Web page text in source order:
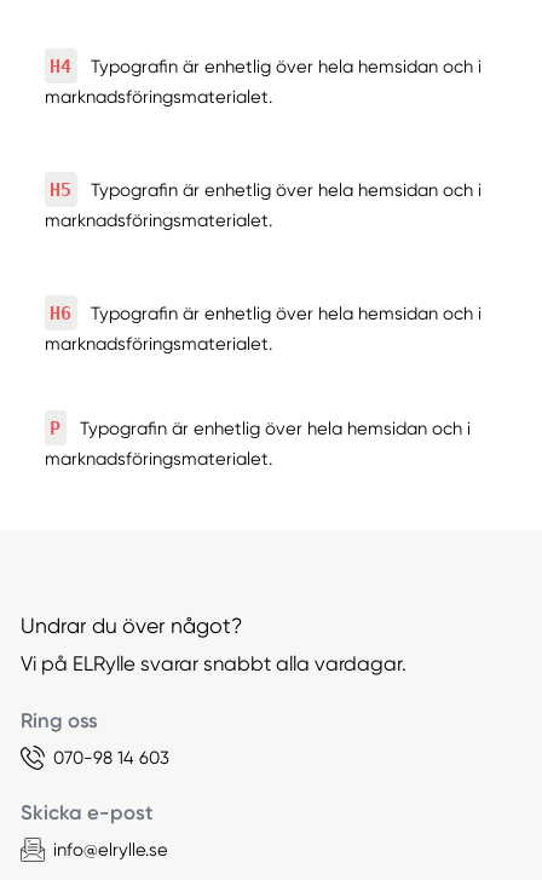
H4
Typografin är enhetlig över hela hemsidan och i
marknadsföringsmaterialet.
H5
Typografin är enhetlig över hela hemsidan och i
marknadsföringsmaterialet.
H6
Typografin är enhetlig över hela hemsidan och i
marknadsföringsmaterialet.
P
Typografin är enhetlig över hela hemsidan och i
marknadsföringsmaterialet.
Undrar du över något?
Vi på ELRylle svarar snabbt alla vardagar.
Ring oss
070-98 14 603
Skicka e-post
info@elrylle.se